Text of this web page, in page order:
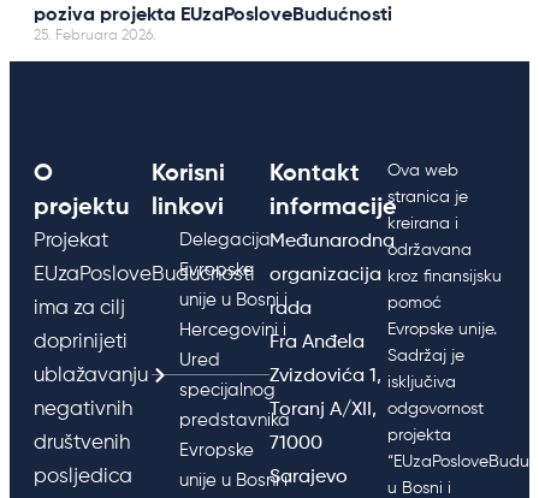
poziva projekta EUzaPosloveBudućnosti
25. Februara 2026.
O
projektu
Projekat
EUzaPosloveBudućnosti
ima za cilj
doprinijeti
ublažavanju
negativnih
društvenih
posljedica
Korisni
linkovi
Delegacija
Evropske
unije u Bosni i
Hercegovini i
Ured
specijalnog
predstavnika
Evropske
unije u Bosni i
Kontakt
informacije
Međunarodna
organizacija
rada
Fra Anđela
Zvizdovića 1,
Toranj A/XII,
71000
Sarajevo
Ova web
stranica je
kreirana i
održavana
kroz finansijsku
pomoć
Evropske unije.
Sadržaj je
isključiva
odgovornost
projekta
u Bosni i